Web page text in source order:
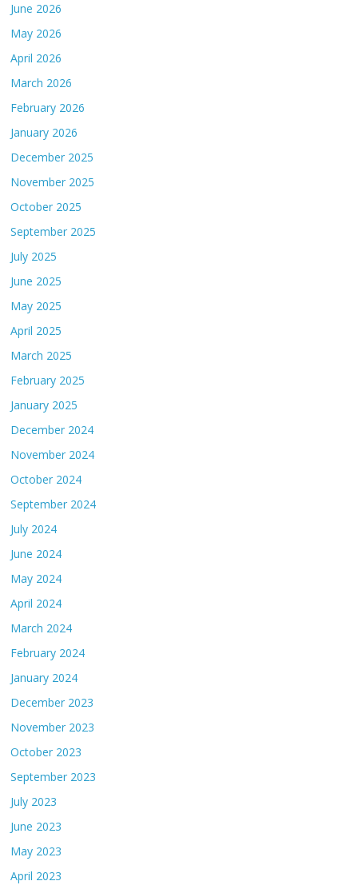
June 2026
May 2026
April 2026
March 2026
February 2026
January 2026
December 2025
November 2025
October 2025
September 2025
July 2025
June 2025
May 2025
April 2025
March 2025
February 2025
January 2025
December 2024
November 2024
October 2024
September 2024
July 2024
June 2024
May 2024
April 2024
March 2024
February 2024
January 2024
December 2023
November 2023
October 2023
September 2023
July 2023
June 2023
May 2023
April 2023